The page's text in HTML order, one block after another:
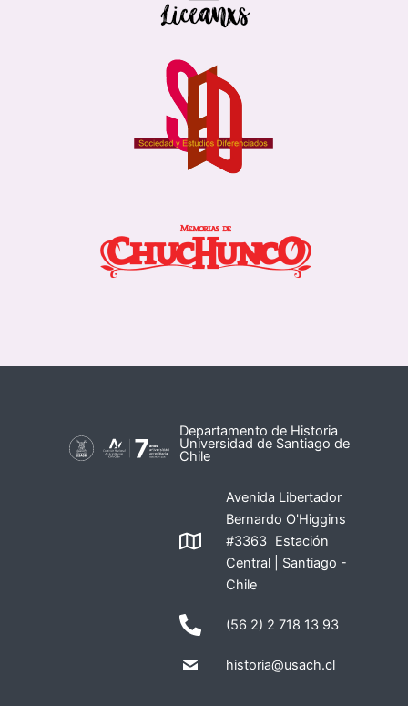
Departamento de Historia
Universidad de Santiago de
Chile
Avenida Libertador
Bernardo O'Higgins
#3363 Estación
Central | Santiago -
Chile
(56 2) 2 718 13 93
historia@usach.cl